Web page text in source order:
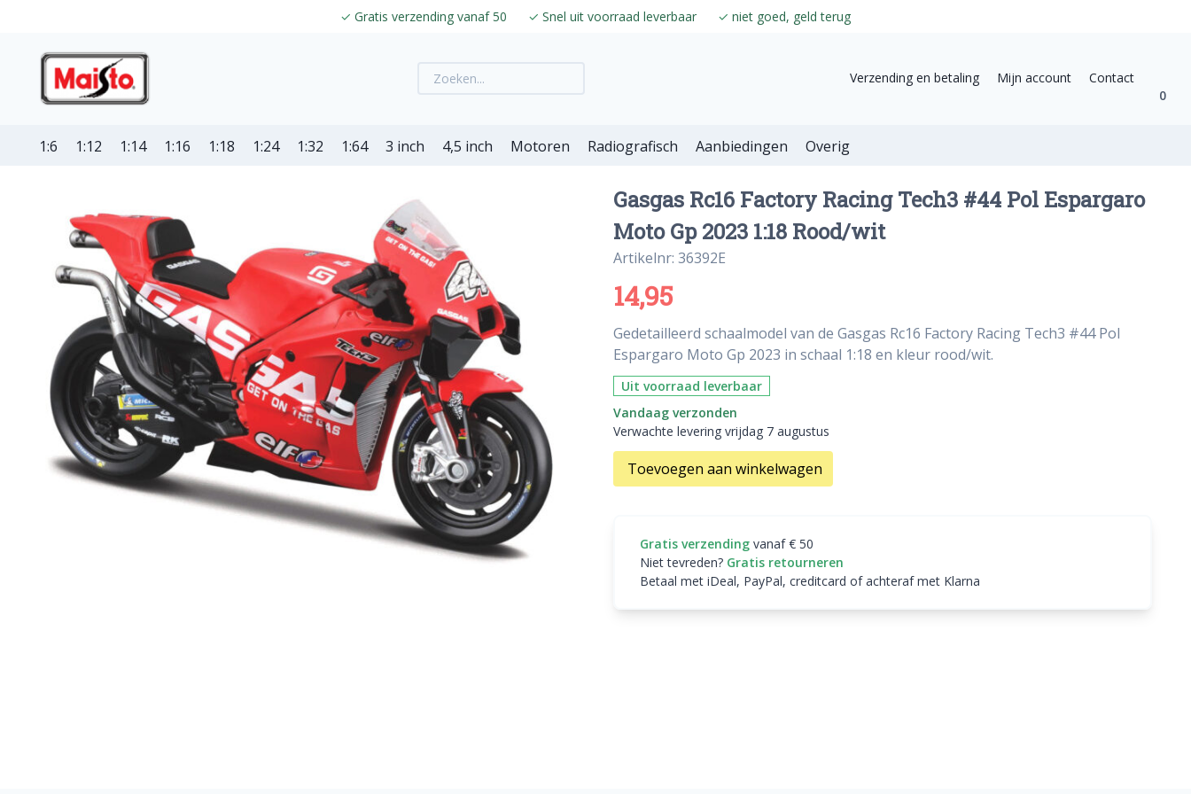
✓ Gratis verzending vanaf 50 ✓ Snel uit voorraad leverbaar ✓ niet goed, geld terug
Verzending en betaling Mijn account
Contact
0
1:6 1:12 1:14 1:16 1:18 1:24 1:32 1:64 3 inch 4,5 inch Motoren Radiografisch Aanbiedingen Overig
Gasgas Rc16 Factory Racing Tech3 #44 Pol Espargaro
Moto Gp 2023 1:18 Rood/wit
Artikelnr: 36392E
14,95
Gedetailleerd schaalmodel van de Gasgas Rc16 Factory Racing Tech3 #44 Pol
Espargaro Moto Gp 2023 in schaal 1:18 en kleur rood/wit.
Uit voorraad leverbaar
Vandaag verzonden
Verwachte levering vrijdag 7 augustus
Toevoegen aan winkelwagen
Gratis verzending vanaf € 50
Niet tevreden? Gratis retourneren
Betaal met iDeal, PayPal, creditcard of achteraf met Klarna